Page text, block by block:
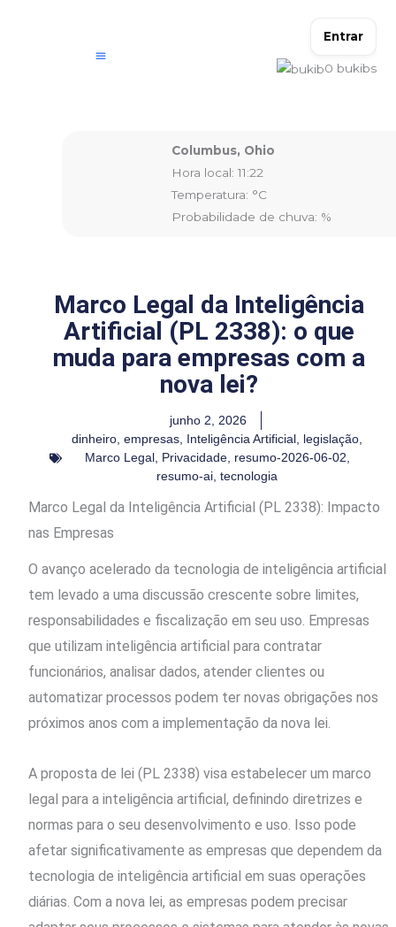
Entrar
0 bukibs
Columbus, Ohio
Hora local: 11:22
Temperatura: °C
Probabilidade de chuva: %
Marco Legal da Inteligência
Artificial (PL 2338): o que
muda para empresas com a
nova lei?
junho 2, 2026
dinheiro, empresas, Inteligência Artificial, legislação,
Marco Legal, Privacidade, resumo-2026-06-02,
resumo-ai, tecnologia
Marco Legal da Inteligência Artificial (PL 2338): Impacto
nas Empresas
O avanço acelerado da tecnologia de inteligência artificial
tem levado a uma discussão crescente sobre limites,
responsabilidades e fiscalização em seu uso. Empresas
que utilizam inteligência artificial para contratar
funcionários, analisar dados, atender clientes ou
automatizar processos podem ter novas obrigações nos
próximos anos com a implementação da nova lei.
A proposta de lei (PL 2338) visa estabelecer um marco
legal para a inteligência artificial, definindo diretrizes e
normas para o seu desenvolvimento e uso. Isso pode
afetar significativamente as empresas que dependem da
tecnologia de inteligência artificial em suas operações
diárias. Com a nova lei, as empresas podem precisar